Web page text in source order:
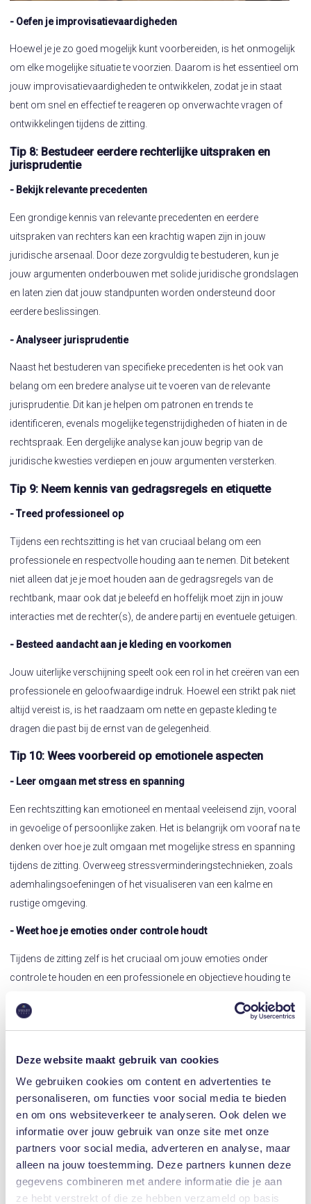
Deze website maakt gebruik van cookies
We gebruiken cookies om content en advertenties te
personaliseren, om functies voor social media te bieden
en om ons websiteverkeer te analyseren. Ook delen we
informatie over jouw gebruik van onze site met onze
partners voor social media, adverteren en analyse, maar
alleen na jouw toestemming. Deze partners kunnen deze
gegevens combineren met andere informatie die je aan
ze hebt verstrekt of die ze hebben verzameld op basis
- Oefen je improvisatievaardigheden
Hoewel je je zo goed mogelijk kunt voorbereiden, is het onmogelijk
om elke mogelijke situatie te voorzien. Daarom is het essentieel om
jouw improvisatievaardigheden te ontwikkelen, zodat je in staat
bent om snel en effectief te reageren op onverwachte vragen of
ontwikkelingen tijdens de zitting.
Tip 8: Bestudeer eerdere rechterlijke uitspraken en
jurisprudentie
- Bekijk relevante precedenten
Een grondige kennis van relevante precedenten en eerdere
uitspraken van rechters kan een krachtig wapen zijn in jouw
juridische arsenaal. Door deze zorgvuldig te bestuderen, kun je
jouw argumenten onderbouwen met solide juridische grondslagen
en laten zien dat jouw standpunten worden ondersteund door
eerdere beslissingen.
- Analyseer jurisprudentie
Naast het bestuderen van specifieke precedenten is het ook van
belang om een bredere analyse uit te voeren van de relevante
jurisprudentie. Dit kan je helpen om patronen en trends te
identificeren, evenals mogelijke tegenstrijdigheden of hiaten in de
rechtspraak. Een dergelijke analyse kan jouw begrip van de
juridische kwesties verdiepen en jouw argumenten versterken.
Tip 9: Neem kennis van gedragsregels en etiquette
- Treed professioneel op
Tijdens een rechtszitting is het van cruciaal belang om een
professionele en respectvolle houding aan te nemen. Dit betekent
niet alleen dat je je moet houden aan de gedragsregels van de
rechtbank, maar ook dat je beleefd en hoffelijk moet zijn in jouw
interacties met de rechter(s), de andere partij en eventuele getuigen.
- Besteed aandacht aan je kleding en voorkomen
Jouw uiterlijke verschijning speelt ook een rol in het creëren van een
professionele en geloofwaardige indruk. Hoewel een strikt pak niet
altijd vereist is, is het raadzaam om nette en gepaste kleding te
dragen die past bij de ernst van de gelegenheid.
Tip 10: Wees voorbereid op emotionele aspecten
- Leer omgaan met stress en spanning
Een rechtszitting kan emotioneel en mentaal veeleisend zijn, vooral
in gevoelige of persoonlijke zaken. Het is belangrijk om vooraf na te
denken over hoe je zult omgaan met mogelijke stress en spanning
tijdens de zitting. Overweeg stressverminderingstechnieken, zoals
ademhalingsoefeningen of het visualiseren van een kalme en
rustige omgeving.
- Weet hoe je emoties onder controle houdt
Tijdens de zitting zelf is het cruciaal om jouw emoties onder
controle te houden en een professionele en objectieve houding te
emotionele uitbarstingen jouw geloofwaardigheid en effectiviteit
ondermijnen. Wees voorbereid op het beheersen van jouw emoties
Lees ook:Waarom NLP-vaardigheden zo krachtig zijn bij het
oplossen van conflictsituaties